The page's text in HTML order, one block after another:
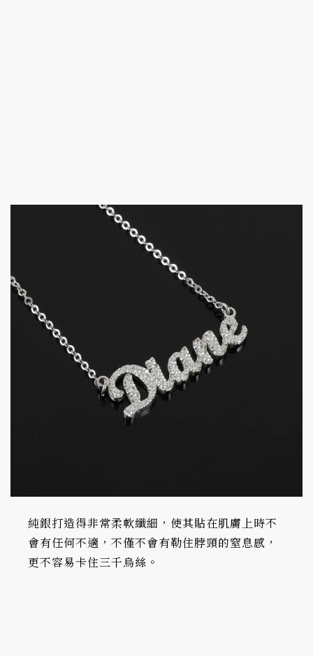
純銀打造得非常柔軟纖細，使其貼在肌膚上時不
會有任何不適，不僅不會有勒住脖頸的窒息感，
更不容易卡住三千烏絲。